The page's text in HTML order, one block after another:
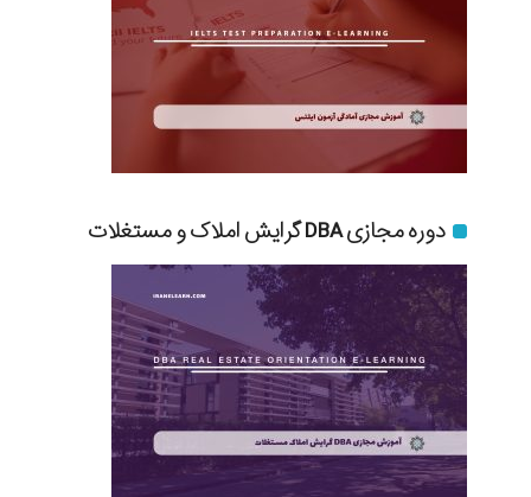
دوره مجازی DBA گرایش املاک و مستغلات